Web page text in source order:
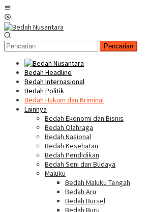
Loncat
ke
konten
Pencarian
Bedah Headline
Bedah Internasional
Bedah Politik
Bedah Hukum dan Kriminal
Lainnya
Bedah Ekonomi dan Bisnis
Bedah Olahraga
Bedah Nasional
Bedah Kesehatan
Bedah Pendidikan
Bedah Seni dan Budaya
Maluku
Bedah Maluku Tengah
Bedah Aru
Bedah Bursel
Bedah Buru